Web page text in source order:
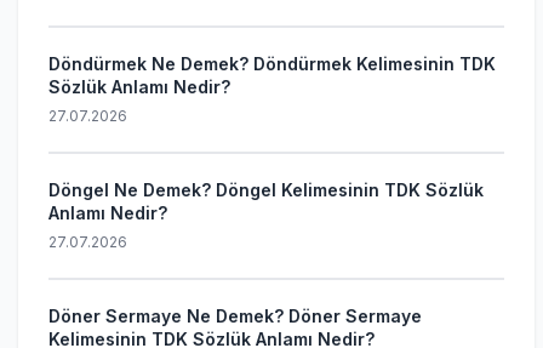
Döndürmek Ne Demek? Döndürmek Kelimesinin TDK
Sözlük Anlamı Nedir?
27.07.2026
Döngel Ne Demek? Döngel Kelimesinin TDK Sözlük
Anlamı Nedir?
27.07.2026
Döner Sermaye Ne Demek? Döner Sermaye
Kelimesinin TDK Sözlük Anlamı Nedir?